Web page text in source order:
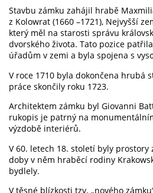
Stavbu zámku zahájil hrabě
z Kolowrat (1660 –1721), Nejvyšší
který měl na starosti správu
dvorského života. Tato pozice
úřadům v zemi a byla spojena s
V roce 1710 byla dokončena hrubá
práce skončily roku 1723.
Architektem zámku byl Giovanni
rukopis je patrný na
výzdobě interiérů.
V 60. letech 18. století byly
doby v něm hraběcí rodiny
bydlely.
V těsné blízkosti tzv. „nového